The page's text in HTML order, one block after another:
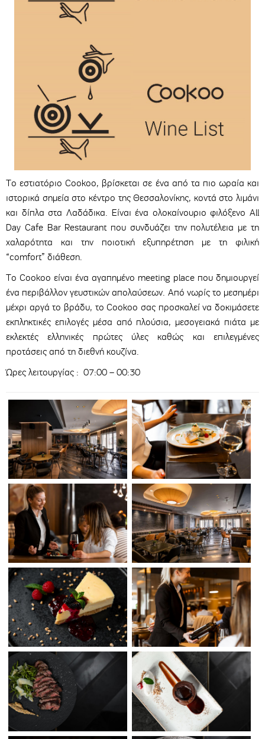
Το εστιατόριο Cookoo, βρίσκεται σε ένα από τα πιο ωραία και
ιστορικά σημεία στο κέντρο της Θεσσαλονίκης, κοντά στο λιμάνι
και δίπλα στα Λαδάδικα. Είναι ένα ολοκαίνουριο φιλόξενο All
Day Cafe Bar Restaurant που συνδυάζει την πολυτέλεια με τη
χαλαρότητα και την ποιοτική εξυπηρέτηση με τη φιλική
“comfort” διάθεση.
Το Cookoo είναι ένα αγαπημένο meeting place που δημιουργεί
ένα περιβάλλον γευστικών απολαύσεων. Από νωρίς το μεσημέρι
μέχρι αργά το βράδυ, το Cookoo σας προσκαλεί να δοκιμάσετε
εκπληκτικές επιλογές μέσα από πλούσια, μεσογειακά πιάτα με
εκλεκτές ελληνικές πρώτες ύλες καθώς και επιλεγμένες
προτάσεις από τη διεθνή κουζίνα.
Ώρες λειτουργίας : 07:00 – 00:30